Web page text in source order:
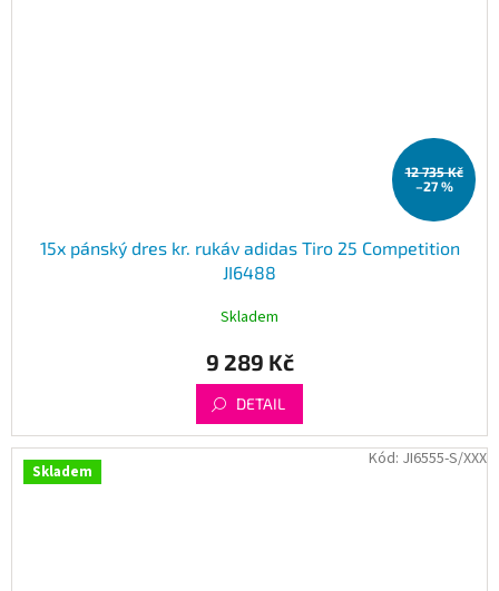
12 735 Kč
–27 %
15x pánský dres kr. rukáv adidas Tiro 25 Competition
JI6488
Skladem
9 289 Kč
DETAIL
Skladem
Kód: JI6555-S/XXX